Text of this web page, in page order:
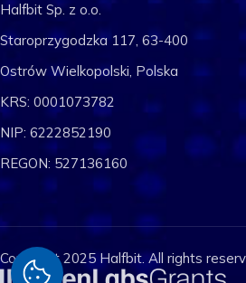
Halfbit Sp. z o.o.
Staroprzygodzka 117, 63-400
Ostrów Wielkopolski, Polska
KRS: 0001073782
NIP: 6222852190
REGON: 527136160
Copyright 2025 Halfbit. All rights